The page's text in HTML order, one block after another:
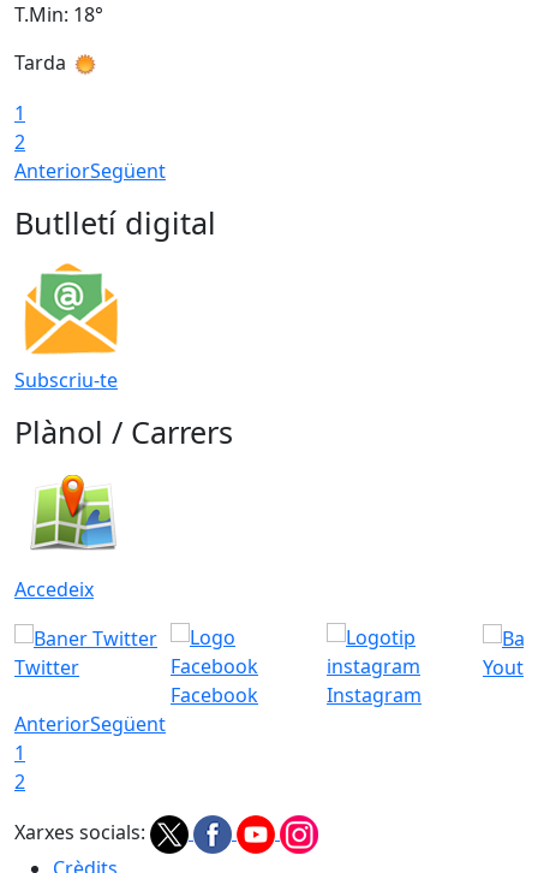
T.Min: 18°
Tarda
1
2
AnteriorSegüent
Butlletí digital
Subscriu-te
Plànol / Carrers
Accedeix
Twitter
Facebook
Instagram
AnteriorSegüent
1
2
Xarxes socials: